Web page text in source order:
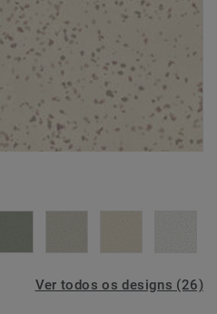
Ver todos os designs (26)